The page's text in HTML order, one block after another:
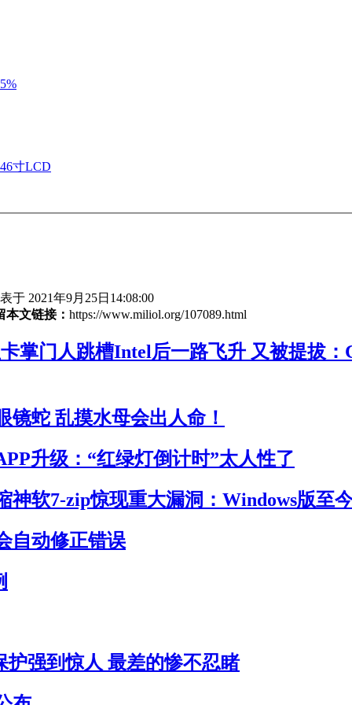
寸LCD
于 2021年9月25日14:08:00
本文链接： https://www.miliol.org/107089.html
掌门人跳槽Intel后一路飞升 又被提拔：
镜蛇 乱摸水母会出人命！
升级：“红绿灯倒计时”太人性了
神软7-zip惊现重大漏洞：Windows版至
自动修正错误
护强到惊人 最差的惨不忍睹